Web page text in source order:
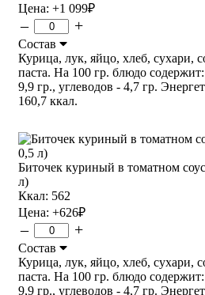
Цена: +1 099₽
– +
Состав
Курица, лук, яйцо, хлеб, сухари,
паста. На 100 гр. блюдо
9,9 гр., углеводов - 4,7 гр.
160,7 ккал.
Биточек куриный в томатном
л)
Ккал: 562
Цена: +626₽
– +
Состав
Курица, лук, яйцо, хлеб, сухари,
паста. На 100 гр. блюдо
9,9 гр., углеводов - 4,7 гр.